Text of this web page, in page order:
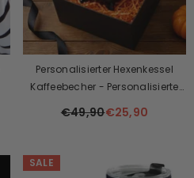
Personalisierter Hexenkessel
Kaffeebecher - Personalisierte
Halloween Hexengeschenke Für
Wicked Brew
€49,90 €25,90
SALE